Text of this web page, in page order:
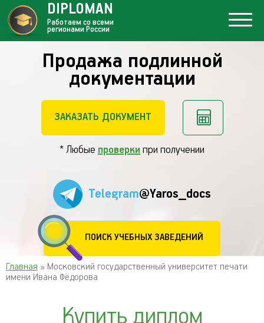
Продажа подлинной
документации
ЗАКАЗАТЬ ДОКУМЕНТ
* Любые проверки при получении
Telegram@Yaros_docs
ПОИСК УЧЕБНЫХ ЗАВЕДЕНИЙ
DIPLOMAN
Работаем со всеми
регионами России
Главная » Московский государственный университет печати
имени Ивана Фёдорова
Купить диплом